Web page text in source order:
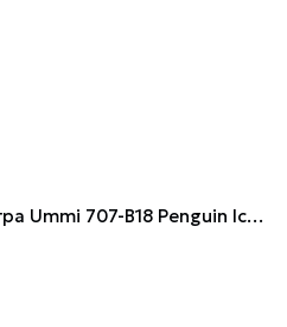
Настільна інтерактивна гра Ummi 707-B18 Penguin Ice-stacking Game